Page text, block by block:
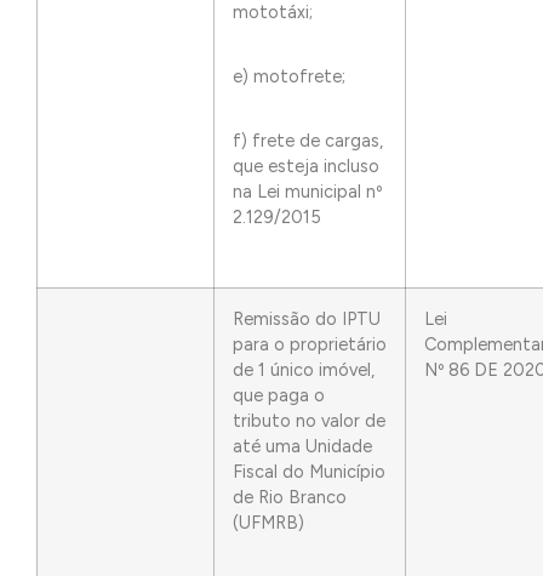
mototáxi;
e) motofrete;
f) frete de cargas,
que esteja incluso
na Lei municipal nº
2.129/2015
Remissão do IPTU
para o proprietário
de 1 único imóvel,
que paga o
tributo no valor de
até uma Unidade
Fiscal do Município
de Rio Branco
(UFMRB)
Lei
Nº 86 DE